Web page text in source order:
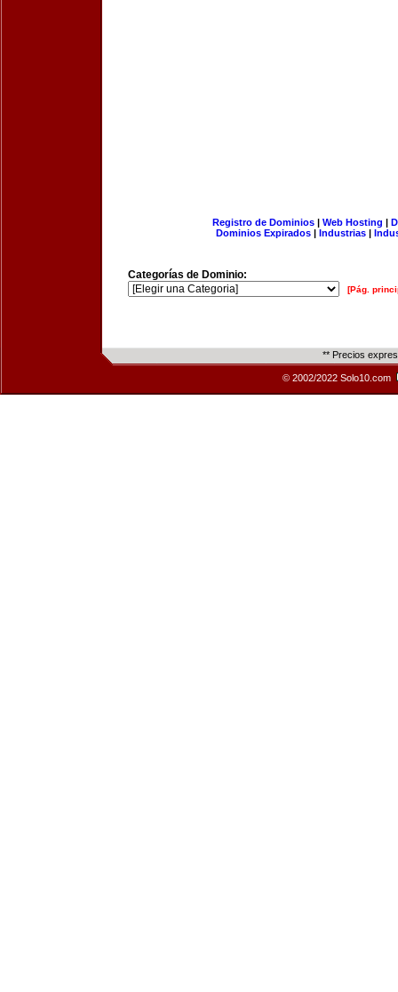
Registro de Dominios| Web Hosting |
Dominios Expirados | Industrias |
Categorías de Dominio:
[Pág.
** Precios
© 2002/2022 Solo10.com